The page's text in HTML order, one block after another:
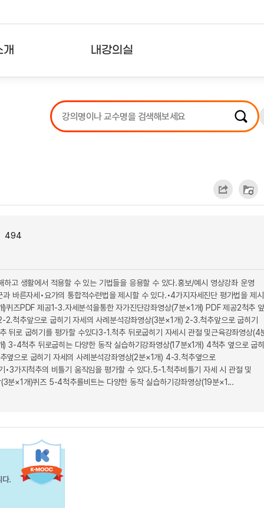
내강의실
강의리스트
수강확인증강의
494
고 생활에서 적용할 수 있는 기법들을 응용할 수 있다.홍보/예시 영상강좌 운영
바른자세•요가의 통합적수련법을 제시할 수 있다.•4가지자세진단 평가법을 제
퀴즈PDF 제공1-3.자세분석을통한 자가진단강좌영상(7분×1개) PDF 제공2척추
척추앞으로 굽히기 자세의 사례분석강좌영상(3분×1개) 2-3.척추앞으로 굽히기
로 굽히기를 평가할 수있다3-1.척추 뒤로굽히기 자세시 관절 및근육강좌영상(4
4척추 뒤로굽히는 다양한 동작 실습하기강좌영상(17분x1개) 4척추 옆으로 굽
으로 굽히기 자세의 사례분석강좌영상(2분×1개) 4-3.척추옆으로
가지척추의 비틀기 움직임을 평가할 수 있다.5-1.척추비틀기 자세 시 관절 및
분×1개)퀴즈 5-4척추를비트는 다양한 동작 실습하기강좌영상(19분×1...